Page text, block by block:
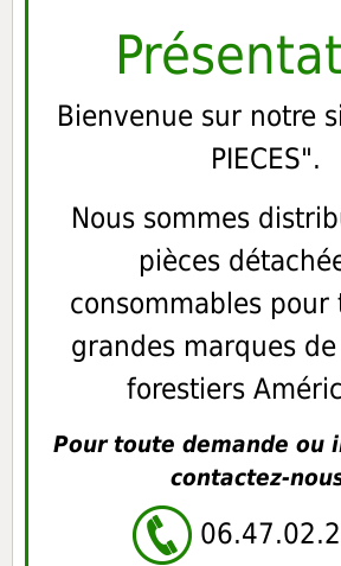
Bienvenue sur notre
PIECES".
Nous sommes
pièces
consommables pour
grandes marques
forestiers
Pour toute demande ou
contactez-